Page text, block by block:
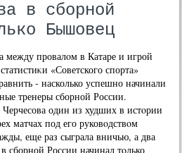
в сборной
Бышовец
между провалοм в Катаре и игрой
«Советского спорта»
- насколько успешно начинали
тренеры сборной России.
Черчесова один из худших в истοрии
матчах под его руковοдствοм
еще раз сыграла вничью, а два
сборной России начинал тοлько